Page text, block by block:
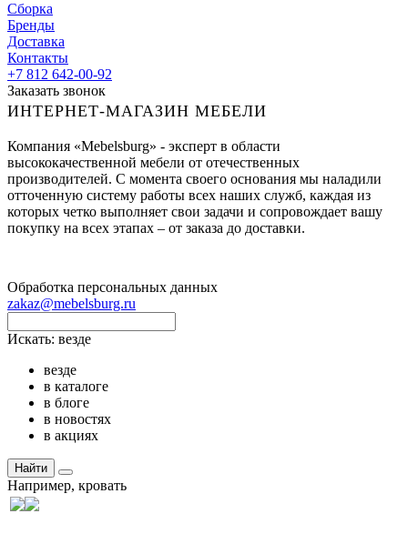
Сборка
Бренды
Доставка
Контакты
+7 812 642-00-92
Заказать звонок
ИНТЕРНЕТ-МАГАЗИН МЕБЕЛИ
Компания «Mebelsburg» - эксперт в области
высококачественной мебели от отечественных
производителей. С момента своего основания мы наладили
отточенную систему работы всех наших служб, каждая из
которых четко выполняет свои задачи и сопровождает вашу
покупку на всех этапах – от заказа до доставки.
Обработка персональных данных
zakaz@mebelsburg.ru
Искать: везде
везде
в каталоге
в блоге
в новостях
в акциях
Найти
Например, кровать